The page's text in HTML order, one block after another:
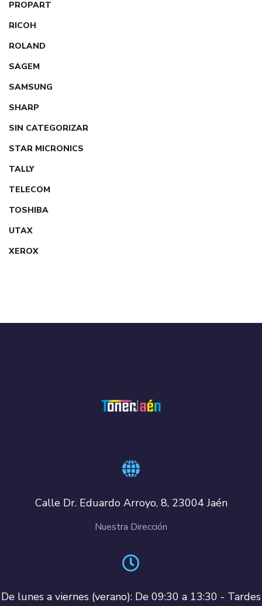
PROPART
RICOH
ROLAND
SAGEM
SAMSUNG
SHARP
SIN CATEGORIZAR
STAR MICRONICS
TALLY
TELECOM
TOSHIBA
UTAX
XEROX
Calle Dr. Eduardo Arroyo, 8, 23004 Jaén
Nuestra Dirección
De lunes a viernes (verano): De 09:30 a 13:30 - Tardes